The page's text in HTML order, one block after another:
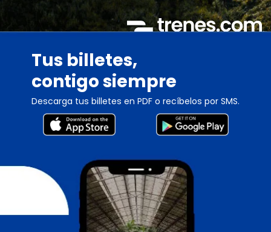
Tus billetes,
contigo siempre
Descarga tus billetes en PDF o recíbelos por SMS.